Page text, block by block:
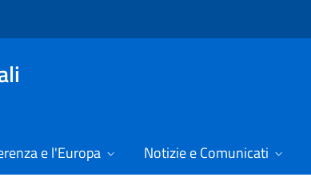
e l'Europa Notizie e Comunicati